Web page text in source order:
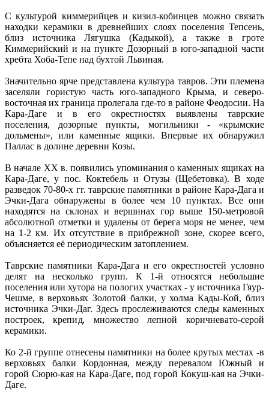
С культурой киммерийцев и кизил-кобинцев можно связать
находки керамики в древнейших слоях поселения Тепсень,
близ источника Лягушка (Кадыкой), а также в гроте
Киммерийский и на пункте Дозорный в юго-западной части
хребта Хоба-Тепе над бухтой Львиная.
Значительно ярче представлена культура тавров. Эти племена
заселяли гористую часть юго-западного Крыма, и северо-
восточная их граница пролегала где-то в районе Феодосии. На
Кара-Даге и в его окрестностях выявлены таврские
поселения, дозорные пункты, могильники - «крымские
дольмены», или каменные ящики. Впервые их обнаружил
Паллас в долине деревни Козы.
В начале XX в. появились упоминания о каменных ящиках на
Кара-Даге, у пос. Коктебель и Отузы (Щебетовка). В ходе
разведок 70-80-х гг. таврские памятники в районе Кара-Дага и
Эчки-Дага обнаружены в более чем 10 пунктах. Все они
находятся на склонах и вершинах гор выше 150-метровой
абсолютной отметки и удалены от берега моря не менее, чем
на 1-2 км. Их отсутствие в прибрежной зоне, скорее всего,
объясняется её периодическим затоплением.
Таврские памятники Кара-Дага и его окрестностей условно
делят на несколько групп. К 1-й относятся небольшие
поселения или хутора на пологих участках - у источника Гяур-
Чешме, в верховьях Золотой балки, у холма Кады-Кой, близ
источника Эчки-Даг. Здесь прослеживаются следы каменных
построек, крепид, множество лепной коричневато-серой
керамики.
Ко 2-й группе отнесены памятники на более крутых местах -в
верховьях балки Кордонная, между перевалом Южный и
горой Сюрю-кая на Кара-Даге, под горой Кокуш-кая на Эчки-
Даге.